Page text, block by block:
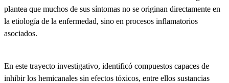
plantea que muchos de sus síntomas no se originan directamente en
la etiología de la enfermedad, sino en procesos inflamatorios
asociados.
En este trayecto investigativo, identificó compuestos capaces de
inhibir los hemicanales sin efectos tóxicos, entre ellos sustancias